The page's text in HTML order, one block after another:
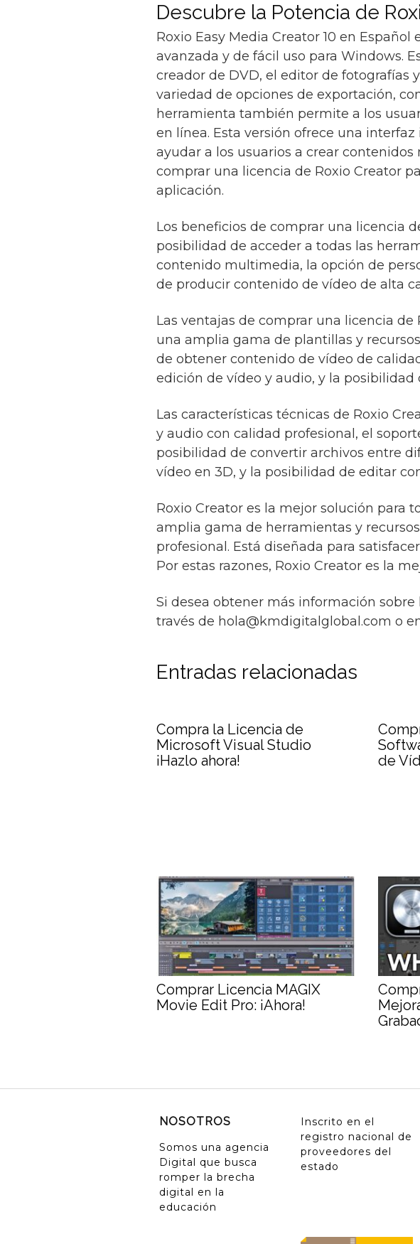
Descubre la Potencia de
Roxio Easy Media Creator 10 en
avanzada y de fácil uso para Windows.
creador de DVD, el editor de fotografías
variedad de opciones de exportación,
herramienta también permite a los
en línea. Esta versión ofrece una
ayudar a los usuarios a crear
comprar una licencia de Roxio Creator
aplicación.
Los beneficios de comprar una licencia
posibilidad de acceder a todas las
contenido multimedia, la opción de
de producir contenido de vídeo de alta
Las ventajas de comprar una licencia de
una amplia gama de plantillas y
de obtener contenido de vídeo de
edición de vídeo y audio, y la
Las características técnicas de Roxio
y audio con calidad profesional, el
posibilidad de convertir archivos entre
vídeo en 3D, y la posibilidad de editar
Roxio Creator es la mejor solución para
amplia gama de herramientas y
profesional. Está diseñada para
Por estas razones, Roxio Creator es la
Si desea obtener más información
través de hola@kmdigitalglobal.com o
Entradas relacionadas
Compra la Licencia de
Microsoft Visual Studio
¡Hazlo ahora!
de
Comprar Licencia MAGIX
Movie Edit Pro: ¡Ahora!
NOSOTROS
Somos una agencia
Digital que busca
romper la brecha
digital en la
educación
Inscrito en el
registro nacional de
proveedores del
estado